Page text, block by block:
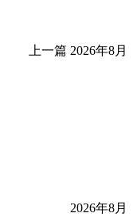
上一篇 2026年8月
2026年8月